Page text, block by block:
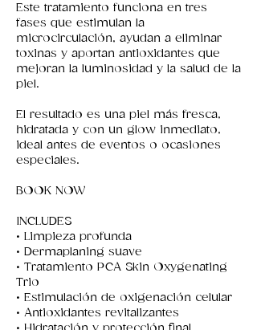
Este tratamiento funciona en tres
fases que estimulan la
microcirculación, ayudan a eliminar
toxinas y aportan antioxidantes que
mejoran la luminosidad y la salud de la
piel.
El resultado es una piel más fresca,
hidratada y con un glow inmediato,
ideal antes de eventos o ocasiones
especiales.
BOOK NOW
INCLUDES
• Limpieza profunda
• Dermaplaning suave
• Tratamiento PCA Skin Oxygenating
Trio
• Estimulación de oxigenación celular
• Antioxidantes revitalizantes